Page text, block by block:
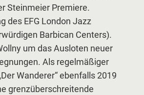
Steinmeier Premiere.
des EFG London Jazz
Barbican Centers).
um das Ausloten neuer
Als regelmäßiger
Wanderer“ ebenfalls 2019
grenzüberschreitende